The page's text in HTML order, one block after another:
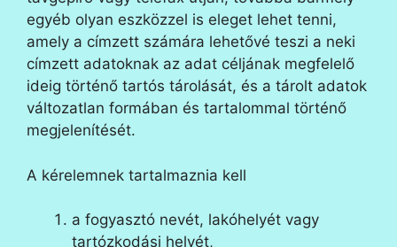
egyéb olyan eszközzel is eleget lehet tenni,
amely a címzett számára lehetővé teszi a neki
címzett adatoknak az adat céljának megfelelő
ideig történő tartós tárolását, és a tárolt adatok
változatlan formában és tartalommal történő
megjelenítését.
A kérelemnek tartalmaznia kell
a fogyasztó nevét, lakóhelyét vagy
tartózkodási helyét,